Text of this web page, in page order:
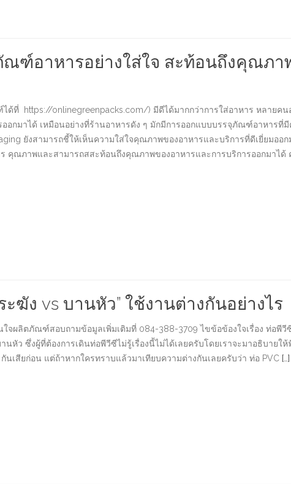
ณฑ์อาหารอย่างใส่ใจ สะท้อนถึงคุณภ
ที่ https://onlinegreenpacks.com/) มีดีได้มากกว่าการใส่อาหาร หลายค
กมาได้ เหมือนอย่างที่ร้านอาหารดัง ๆ มักมีการออกแบบบรรจุภัณฑ์อาหารที่
ยังสามารถชี้ให้เห็นความใส่ใจคุณภาพของอาหารและบริการที่ดีเยี่ยมออ
คุณภาพและสามารถสสะท้อนถึงคุณภาพของอาหารและการบริการออกมาไ
ฆัง vs บานหัว” ใช้งานต่างกันอย่างไร
จผลิตภัณฑ์สอบถามข้อมูลเพิ่มเติมที่ 084-388-3709 ไขข้อข้องใจเรื่อง ท่อพี
ว ซึ่งผู้ที่ต้องการเดินท่อพีวีซีไม่รู้เรื่องนี้ไม่ได้เลยครับโดยเราจะมาอธิบาย
เสียก่อน แต่ถ้าหากใครทราบแล้วมาเทียบความต่างกันเลยครับว่า ท่อ PVC […]